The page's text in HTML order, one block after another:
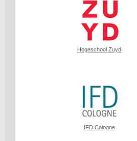
Hogeschool Zuyd
IFD Cologne